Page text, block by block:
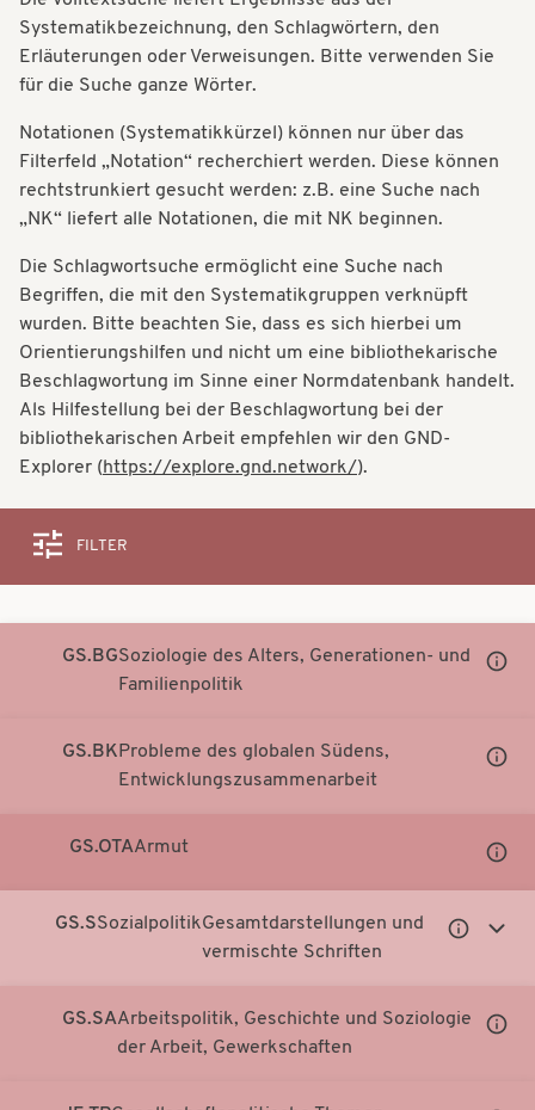
t
i
n
t
i
o
n
Systematikbezeichnung, den Schlagwörtern, den
Erläuterungen oder Verweisungen. Bitte verwenden Sie
für die Suche ganze Wörter.
Notationen (Systematikkürzel) können nur über das
Filterfeld „Notation“ recherchiert werden. Diese können
rechtstrunkiert gesucht werden: z.B. eine Suche nach
„NK“ liefert alle Notationen, die mit NK beginnen.
Die Schlagwortsuche ermöglicht eine Suche nach
Begriffen, die mit den Systematikgruppen verknüpft
wurden. Bitte beachten Sie, dass es sich hierbei um
Orientierungshilfen und nicht um eine bibliothekarische
Beschlagwortung im Sinne einer Normdatenbank handelt.
Als Hilfestellung bei der Beschlagwortung bei der
bibliothekarischen Arbeit empfehlen wir den GND-
Explorer (https://explore.gnd.network/).
Suche
FILTER
GS.BGSoziologie des Alters, Generationen- und
Familienpolitik
GS.BK Probleme des globalen Südens,
Entwicklungszusammenarbeit
GS.OTAArmut
GS.SSozialpolitikGesamtdarstellungen und
vermischte Schriften
GS.SAArbeitspolitik, Geschichte und Soziologie
der Arbeit, Gewerkschaften